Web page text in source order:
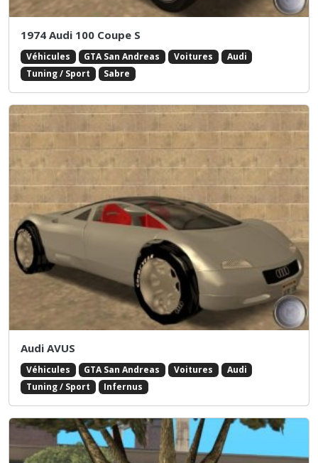
1974 Audi 100 Coupe S
Véhicules GTA San Andreas Voitures
Audi
Tuning / Sport
Sabre
Audi AVUS
Véhicules GTA San Andreas Voitures
Audi
Tuning / Sport
Infernus